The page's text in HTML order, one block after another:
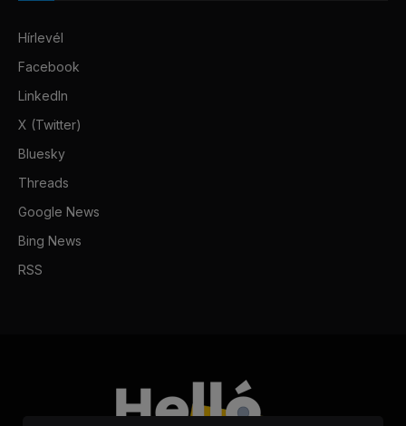
Hírlevél
Facebook
LinkedIn
X (Twitter)
Bluesky
Threads
Google News
Bing News
RSS